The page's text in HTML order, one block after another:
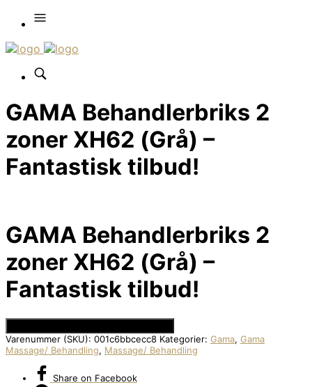
GAMA Behandlerbriks 2
zoner XH62 (Grå) –
Fantastisk tilbud!
GAMA Behandlerbriks 2
zoner XH62 (Grå) –
Fantastisk tilbud!
Varenummer (SKU): 001c6bbcecc8 Kategorier: Gama, Gama
Massage/ Behandling, Massage/ Behandling
Share on Facebook